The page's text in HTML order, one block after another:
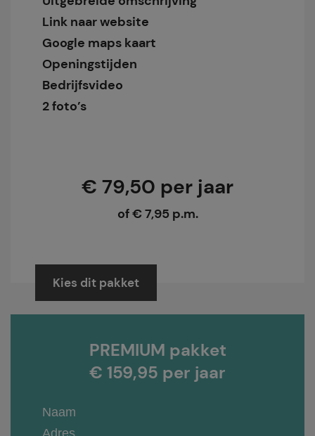
Link naar website
Google maps kaart
Openingstijden
Bedrijfsvideo
2 foto’s
€ 79,50 per jaar
of € 7,95 p.m.
Kies dit pakket
PREMIUM pakket
€ 159,95 per jaar
Naam
Adres